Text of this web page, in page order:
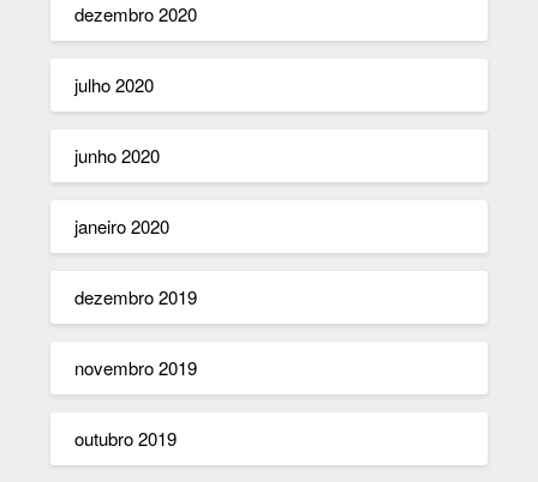
dezembro 2020
julho 2020
junho 2020
janeiro 2020
dezembro 2019
novembro 2019
outubro 2019